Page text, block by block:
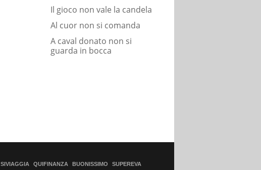
Il gioco non vale la candela
Al cuor non si comanda
A caval donato non si
guarda in bocca
SIVIAGGIA QUIFINANZA BUONISSIMO SUPEREVA